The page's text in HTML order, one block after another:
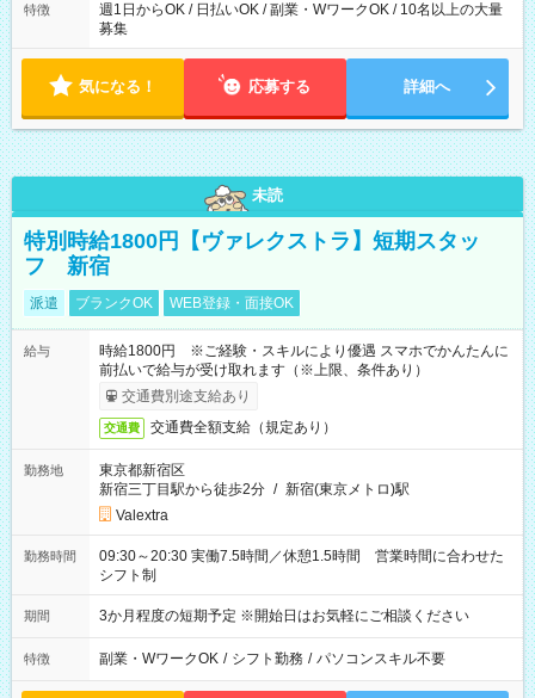
特徴
週1日からOK / 日払いOK / 副業・WワークOK / 10名以上の大量
募集
気になる！ 応募する 詳細へ
未読
特別時給1800円【ヴァレクストラ】短期スタッ
フ 新宿
派遣 ブランクOK WEB登録・面接OK
給与
時給1800円 ※ご経験・スキルにより優遇 スマホでかんたんに
前払いで給与が受け取れます（※上限、条件あり）
交通費別途支給あり
交通費 交通費全額支給（規定あり）
勤務地
東京都新宿区
新宿三丁目駅から徒歩2分 / 新宿(東京メトロ)駅
Valextra
勤務時間
09:30～20:30 実働7.5時間／休憩1.5時間 営業時間に合わせた
シフト制
期間 3か月程度の短期予定 ※開始日はお気軽にご相談ください
特徴 副業・WワークOK / シフト勤務 / パソコンスキル不要